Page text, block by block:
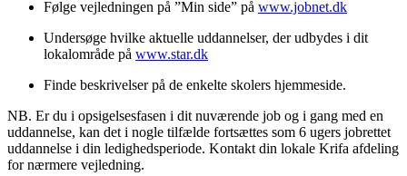
Følge vejledningen på ”Min side” på www.jobnet.dk
Undersøge hvilke aktuelle uddannelser, der udbydes i dit
lokalområde på www.star.dk
Finde beskrivelser på de enkelte skolers hjemmeside.
NB. Er du i opsigelsesfasen i dit nuværende job og i gang med en
uddannelse, kan det i nogle tilfælde fortsættes som 6 ugers jobrettet
uddannelse i din ledighedsperiode. Kontakt din lokale Krifa afdeling
for nærmere vejledning.